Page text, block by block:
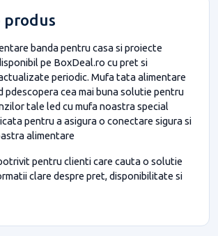
produs
banda pentru casa si proiecte
pe BoxDeal.ro cu pret si
periodic. Mufa tata alimentare
pdescopera cea mai buna solutie pentru
tale led cu mufa noastra special
pentru a asigura o conectare sigura si
alimentare
pentru clienti care cauta o solutie
clare despre pret, disponibilitate si